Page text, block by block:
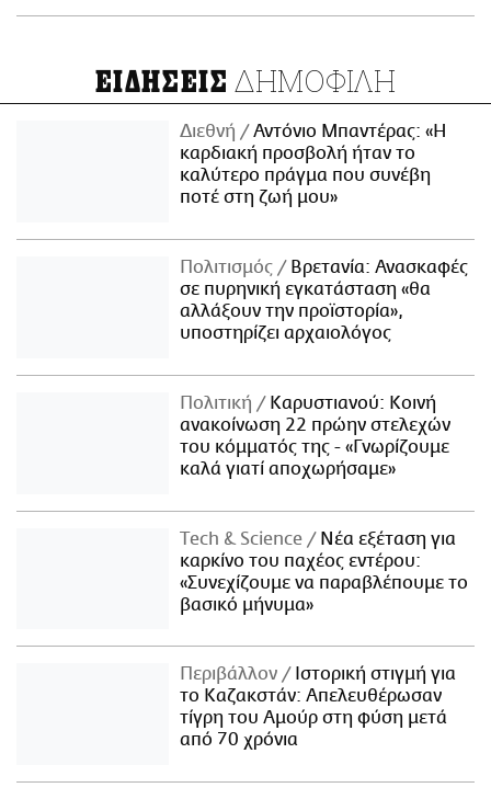
ΕΙΔΗΣΕΙΣ ΔΗΜΟΦΙΛΗ
Διεθνή
Αντόνιο Μπαντέρας: «Η
καρδιακή προσβολή ήταν το
καλύτερο πράγμα που συνέβη
ποτέ στη ζωή μου»
Πολιτισμός
Βρετανία: Ανασκαφές
σε πυρηνική εγκατάσταση «θα
αλλάξουν την προϊστορία»,
υποστηρίζει αρχαιολόγος
Πολιτική
Καρυστιανού: Κοινή
ανακοίνωση 22 πρώην στελεχών
του κόμματός της - «Γνωρίζουμε
καλά γιατί αποχωρήσαμε»
Τech & Science
Νέα εξέταση για
καρκίνο του παχέος εντέρου:
«Συνεχίζουμε να παραβλέπουμε το
βασικό μήνυμα»
Περιβάλλον
Ιστορική στιγμή για
το Καζακστάν: Απελευθέρωσαν
τίγρη του Αμούρ στη φύση μετά
από 70 χρόνια